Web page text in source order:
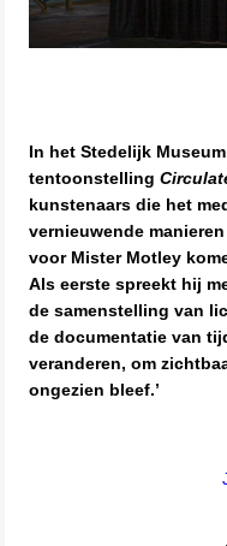
In het Stedelijk
tentoonstelling
kunstenaars die het
vernieuwende
voor Mister Motley
Als eerste spreekt hij
de samenstelling van
de documentatie van
veranderen, om
ongezien bleef.’